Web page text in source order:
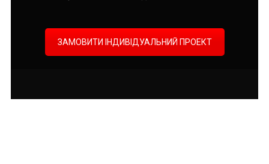
ЗАМОВИТИ ІНДИВІДУАЛЬНИЙ ПРОЕКТ